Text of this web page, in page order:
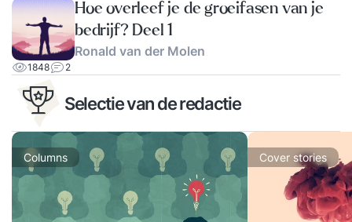
Hoe overleef je de groeifasen van je
bedrijf? Deel 1
Ronald van der Molen
1848 2
Selectie van de redactie
Columns Cover stories